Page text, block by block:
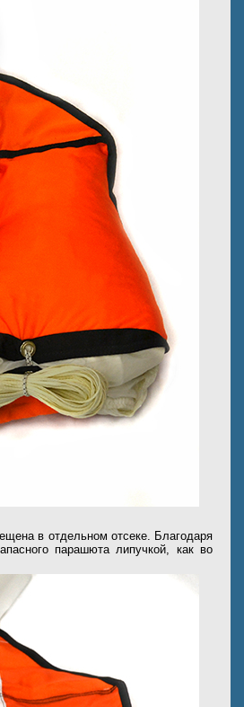
в отдельном отсеке. Благодаря
парашюта липучкой, как во